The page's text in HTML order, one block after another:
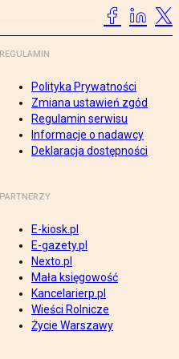
REGULAMIN
Polityka Prywatności
Zmiana ustawień zgód
Regulamin serwisu
Informacje o nadawcy
Deklaracja dostępności
PARTNERZY
E-kiosk.pl
E-gazety.pl
Nexto.pl
Mała księgowość
Kancelarierp.pl
Wieści Rolnicze
Życie Warszawy